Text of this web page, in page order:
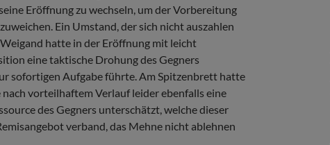
Eröffnung zu wechseln, um der Vorbereitung
Ein Umstand, der sich nicht auszahlen
hatte in der Eröffnung mit leicht
eine taktische Drohung des Gegners
sofortigen Aufgabe führte. Am Spitzenbrett hatte
vorteilhaftem Verlauf leider ebenfalls eine
des Gegners unterschätzt, welche dieser
verband, das Mehne nicht ablehnen